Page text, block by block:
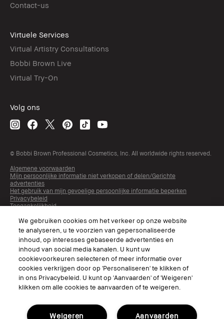
Contact-us
Virtuele Services
Virtual Artistry Consultations
Bobbi Brown Live
Virtual Try-On
Volg ons
© Bobbi Brown Professional Cosmetics, Inc. All worldwide rights reserved.
Algemene voorwaarden
Mijn persoonlijke informatie niet verkopen of delen/Gerichte
advertenties
Het gebruik van mijn gevoelige persoonlijke informatie beperken
Privacybeleid
Toegankelijkheid
We gebruiken cookies om het verkeer op onze website
te analyseren, u te voorzien van gepersonaliseerde
inhoud, op interesses gebaseerde advertenties en
inhoud van social media kanalen. U kunt uw
cookievoorkeuren selecteren of meer informatie over
cookies verkrijgen door op 'Personaliseren' te klikken of
in ons Privacybeleid. U kunt op 'Aanvaarden' of 'Weigeren'
klikken om alle cookies te aanvaarden of te weigeren.
Aanvaarden
Weigeren